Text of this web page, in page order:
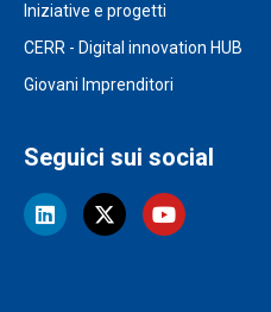
Iniziative e progetti
CERR - Digital innovation HUB
Giovani Imprenditori
Seguici sui social